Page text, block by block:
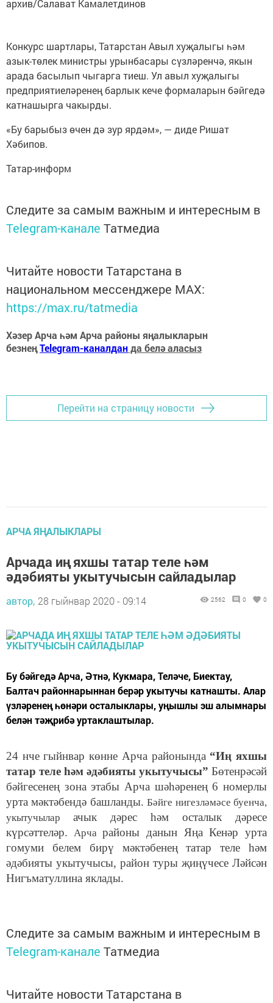
архив/Салават Камалетдинов
Конкурс шартлары, Татарстан Авыл хуҗалыгы һәм
азык-төлек министры урынбасары сүзләренчә, якын
арада басылып чыгарга тиеш. Ул авыл хуҗалыгы
предприятиеләренең барлык кече формаларын бәйгедә
катнашырга чакырды.
«Бу барыбыз өчен дә зур ярдәм», — диде Ришат
Хәбипов.
Татар-информ
Следите за самым важным и интересным в
Telegram-канале Татмедиа
Читайте новости Татарстана в
национальном мессенджере MАХ:
https://max.ru/tatmedia
Хәзер Арча һәм Арча районы яңалыкларын
безнеңTelegram-каналданда белә аласыз
Перейти на страницу новости
АРЧА ЯҢАЛЫКЛАРЫ
Арчада иң яхшы татар теле һәм
әдәбияты укытучысын сайладылар
автор, 28 гыйнвар 2020 - 09:14 2562 0 0
Бу бәйгедә Арча, Әтнә, Кукмара, Теләче, Биектау,
Балтач районнарыннан берәр укытучы катнашты. Алар
үзләренең һөнәри осталыклары, уңышлы эш алымнары
белән тәҗрибә уртаклаштылар.
24 нче гыйнвар көнне Арча районында “Иң яхшы
татар теле һәм әдәбияты укытучысы” Бөтенрәсәй
бәйгесенең зона этабы Арча шәһәренең 6 номерлы
урта мәктәбендә башланды.Бәйге нигезләмәсе буенча,
укытучылар ачык дәрес һәм осталык дәресе
күрсәттеләр. Арчарайоны данын Яңа Кенәр урта
гомуми белем бирү мәктәбенең татар теле һәм
әдәбияты укытучысы, район туры җиңүчесе Ләйсән
Нигъматуллина яклады.
Следите за самым важным и интересным в
Telegram-канале Татмедиа
Читайте новости Татарстана в